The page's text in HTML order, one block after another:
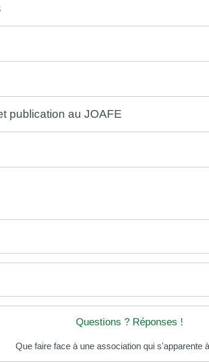
publication au JOAFE
Questions ? Réponses !
Que faire face à une association qui s'apparente